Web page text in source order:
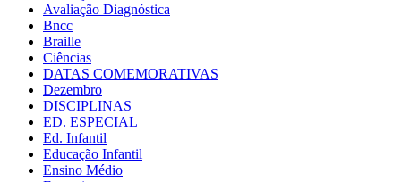
Avaliação Diagnóstica
Bncc
Braille
Ciências
DATAS COMEMORATIVAS
Dezembro
DISCIPLINAS
ED. ESPECIAL
Ed. Infantil
Educação Infantil
Ensino Médio